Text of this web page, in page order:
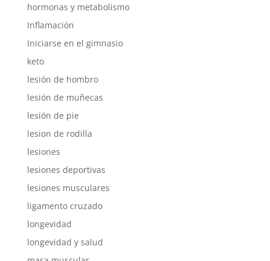
hormonas y metabolismo
Inflamación
Iniciarse en el gimnasio
keto
lesión de hombro
lesión de muñecas
lesión de pie
lesion de rodilla
lesiones
lesiones deportivas
lesiones musculares
ligamento cruzado
longevidad
longevidad y salud